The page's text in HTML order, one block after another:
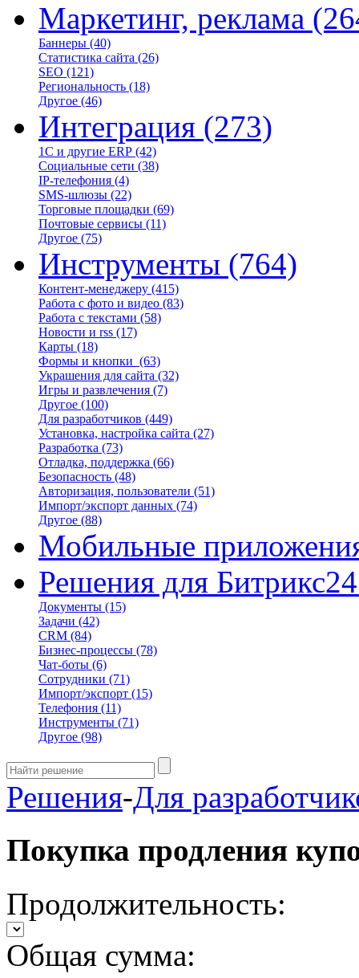
Маркетинг, реклама
Баннеры (40)
Статистика сайта (26)
SEO (121)
Региональность (18)
Другое (46)
Интеграция (273)
1С и другие ERP (42)
Социальные сети (38)
IP-телефония (4)
SMS-шлюзы (22)
Торговые площадки (69)
Почтовые сервисы (11)
Другое (75)
Инструменты (764)
Контент-менеджеру (415)
Работа с фото и видео (83)
Работа с текстами (58)
Новости и rss (17)
Карты (18)
Формы и кнопки (63)
Украшения для сайта (32)
Игры и развлечения (7)
Другое (100)
Для разработчиков (449)
Установка, настройка сайта (27)
Разработка (73)
Отладка, поддержка (66)
Безопасность (48)
Авторизация, пользователи (51)
Импорт/экспорт данных (74)
Другое (88)
Мобильные
Решения для Битрикс24
Документы (15)
Задачи (42)
CRM (84)
Бизнес-процессы (78)
Чат-боты (6)
Сотрудники (71)
Импорт/экспорт (15)
Телефония (11)
Инструменты (71)
Другое (98)
Решения-Для
Покупка продления
Продолжительность:
Общая сумма: